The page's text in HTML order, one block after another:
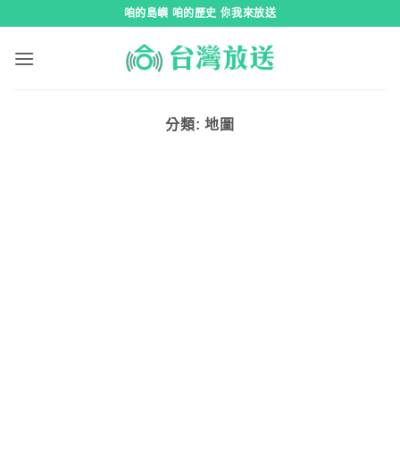
咱的島嶼 咱的歷史 你我來放送
分類:地圖